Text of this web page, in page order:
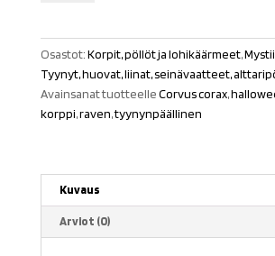
Osastot:Korpit, pöllöt ja lohikäärmeet,
Tyynyt, huovat, liinat, seinävaatteet,
Avainsanat tuotteelleCorvus corax,
korppi,raven,tyynynpäällinen
Kuvaus
Arviot (0)